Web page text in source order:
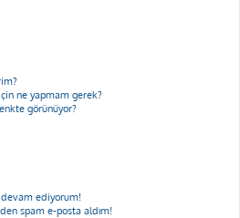
ne yapmam gerek?
görünüyor?
ediyorum!
spam e-posta aldım!